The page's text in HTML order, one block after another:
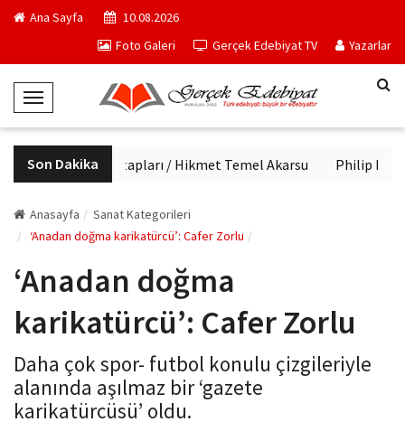
Ana Sayfa
10.08.2026
Foto Galeri
Gerçek Edebiyat TV Yazarlar
T
o
g
g
e
N
v
g
t
i
Son Dakika
Haftanın kitapları / Hikmet Temel Akarsu Philip K.
Anasayfa
Sanat Kategorileri
‘Anadan doğma karikatürcü’: Cafer Zorlu
‘Anadan doğma
karikatürcü’: Cafer Zorlu
Daha çok spor- futbol konulu çizgileriyle
alanında aşılmaz bir ‘gazete
karikatürcüsü’ oldu.